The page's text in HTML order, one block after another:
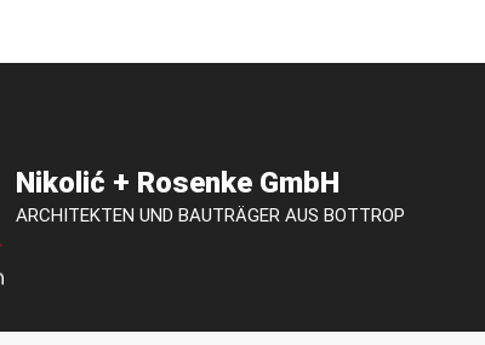
Nikolić + Rosenke GmbH
ARCHITEKTEN UND BAUTRÄGER AUS BOTTROP